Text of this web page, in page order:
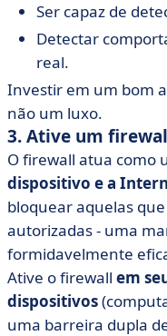
Ser capaz de
Detectar
real.
Investir em um bom
não um luxo.
3. Ative um
O firewall atua como
dispositivo e a
bloquear aquelas
autorizadas - uma
formidavelmente
Ative o firewall em
dispositivos
uma barreira dupla